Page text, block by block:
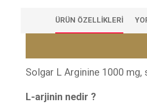
ÜRÜN ÖZELLIKLERI
Solgar L Arginine 1000 mg,
L-arjinin nedir ?